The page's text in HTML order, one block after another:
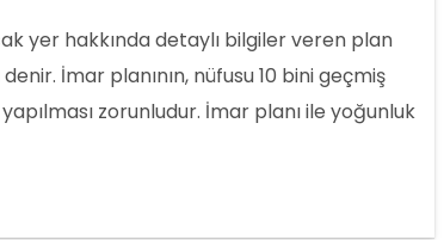
yer hakkında detaylı bilgiler veren plan
İmar planının, nüfusu 10 bini geçmiş
zorunludur. İmar planı ile yoğunluk